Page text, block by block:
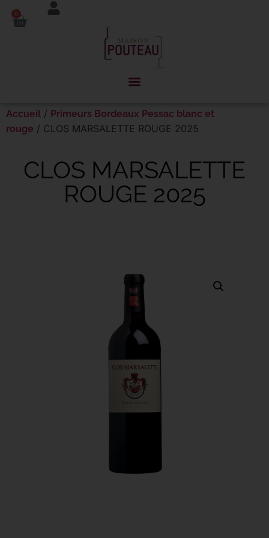
0
Accueil / Primeurs Bordeaux Pessac blanc et
rouge / CLOS MARSALETTE ROUGE 2025
CLOS MARSALETTE
ROUGE 2025
Panneau de gestion des cookies